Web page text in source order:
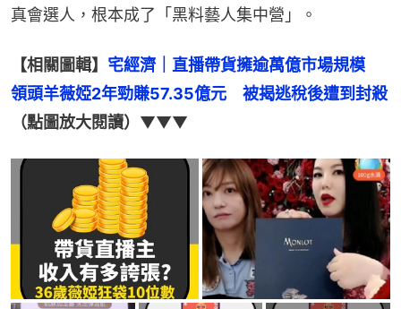
真會選人，根本成了「黑料藝人集中營」。
【相關圖輯】 宅經濟｜直播帶貨擁逾萬億市場規模
領頭羊薇婭2年勁賺57.35億元　被揭逃稅後遭到封殺
（點圖放大閱讀） ▼▼▼